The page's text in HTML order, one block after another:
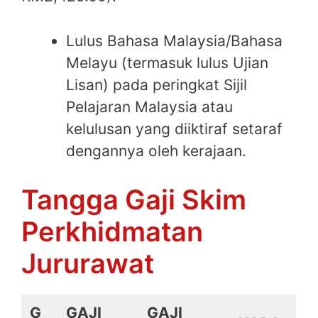
Lulus Bahasa Malaysia/Bahasa
Melayu (termasuk lulus Ujian
Lisan) pada peringkat Sijil
Pelajaran Malaysia atau
kelulusan yang diiktiraf setaraf
dengannya oleh kerajaan.
Tangga Gaji Skim
Perkhidmatan
Jururawat
G GAJI GAJI